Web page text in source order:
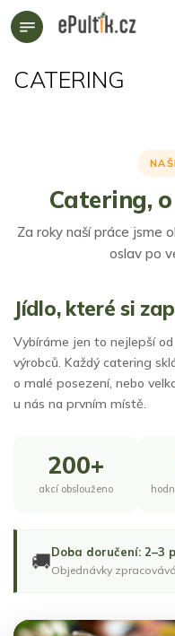
Přejít
na
CATERING
Catering,
Za roky naší práce jsme
oslav po
Jídlo, které si
Vybíráme jen to nejlepší
výrobců. Každý catering
o malé posezení, nebo
u nás na prvním místě.
200+
akcí obslouženo
🚚Doba doručení: 2–3
Objednávky